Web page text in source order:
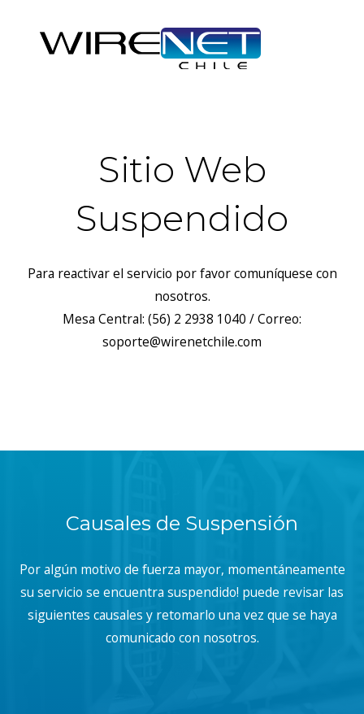
Sitio Web
Suspendido
Para reactivar el servicio por favor comuníquese con
nosotros.
Mesa Central: (56) 2 2938 1040 / Correo:
soporte@wirenetchile.com
Causales de Suspensión
Por algún motivo de fuerza mayor, momentáneamente
su servicio se encuentra suspendido! puede revisar las
siguientes causales y retomarlo una vez que se haya
comunicado con nosotros.